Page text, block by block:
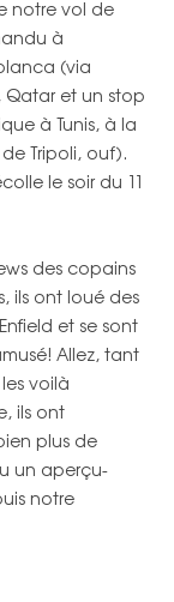
notre vol de
à
(via
Qatar et un stop
à Tunis, à la
Tripoli, ouf).
le soir du 11
des copains
ils ont loué des
et se sont
Allez, tant
voilà
ils ont
plus de
un aperçu-
notre